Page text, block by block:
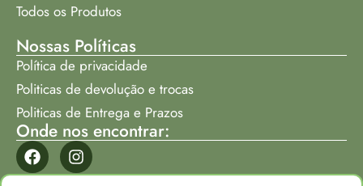
Todos os Produtos
Nossas Políticas
Política de privacidade
Politicas de devolução e trocas
Politicas de Entrega e Prazos
Onde nos encontrar: